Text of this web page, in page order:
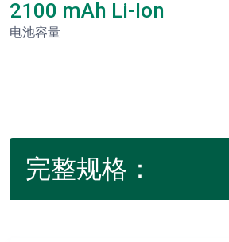
2100 mAh Li-Ion
电池容量
完整规格：